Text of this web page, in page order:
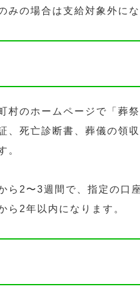
みの場合は支給対象外にな
村のホームページで「葬
、死亡診断書、葬儀の領
。
ら2〜3週間で、指定の口
ら2年以内になります。